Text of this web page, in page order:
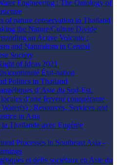
Engineering : The Ontology of
of nature conservation in Thailand
the Nature/Culture Divide
an Active Volcano :
and Naturalism in Central
Society
of Ideas 2021
État-nation
Politics in Thailand
d’Asie du Sud-Est.
d’une ferveur conquérante
: Resources, Services and
in Asia
Thaïlande avec Eugénie
Processes in Southeast Asia -
et défis sociétaux en Asie du